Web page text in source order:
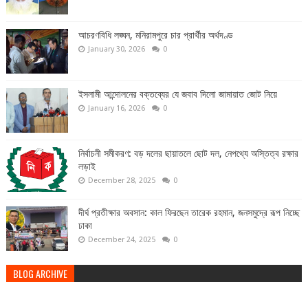
আচরণবিধি লঙ্ঘন, মনিরামপুরে চার প্রার্থীর অর্থদণ্ড
January 30, 2026 0
ইসলামী আন্দোলনের বক্তব্যের যে জবাব দিলো জামায়াত জোট নিয়ে
January 16, 2026 0
নির্বাচনী সমীকরণ: বড় দলের ছায়াতলে ছোট দল, নেপথ্যে অস্তিত্ব রক্ষার
লড়াই
December 28, 2025 0
দীর্ঘ প্রতীক্ষার অবসান: কাল ফিরছেন তারেক রহমান, জনসমুদ্রে রূপ নিচ্ছে
ঢাকা
December 24, 2025 0
BLOG ARCHIVE